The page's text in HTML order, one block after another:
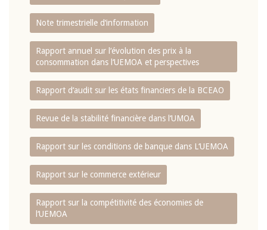
Note trimestrielle d‘information
Rapport annuel sur l‘évolution des prix à la
consommation dans l‘UEMOA et perspectives
Rapport d‘audit sur les états financiers de la BCEAO
Revue de la stabilité financière dans l‘UMOA
Rapport sur les conditions de banque dans L‘UEMOA
Rapport sur le commerce extérieur
Rapport sur la compétitivité des économies de
l‘UEMOA